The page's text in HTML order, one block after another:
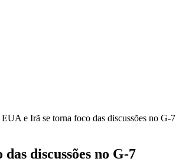
e Irã se torna foco das discussões no G-7
discussões no G-7